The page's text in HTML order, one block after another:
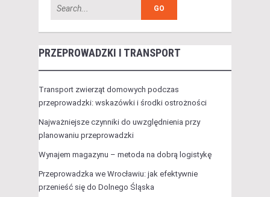
PRZEPROWADZKI I TRANSPORT
Transport zwierząt domowych podczas
przeprowadzki: wskazówki i środki ostrożności
Najważniejsze czynniki do uwzględnienia przy
planowaniu przeprowadzki
Wynajem magazynu – metoda na dobrą logistykę
Przeprowadzka we Wrocławiu: jak efektywnie
przenieść się do Dolnego Śląska